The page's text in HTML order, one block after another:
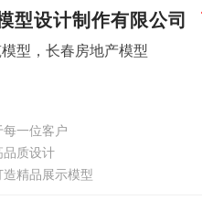
型设计制作有限公司
型，长春房地产模型
一位客户
质设计
精品展示模型